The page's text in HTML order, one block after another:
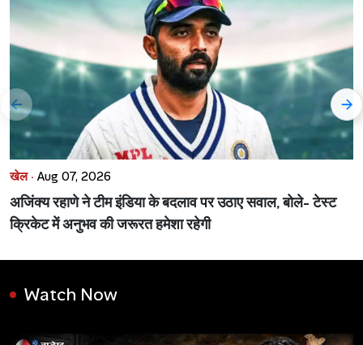
खेल · Aug 07, 2026
अजिंक्य रहाणे ने टीम इंडिया के बदलाव पर उठाए सवाल, बोले- टेस्ट
क्रिकेट में अनुभव की जरूरत हमेशा रहेगी
Watch Now